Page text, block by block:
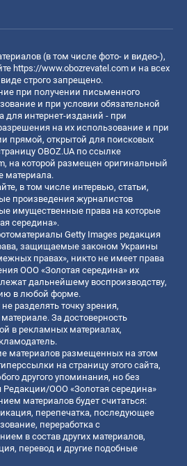
(в том числе фото- и видео-),
https://www.obozrevatel.com и на всех
строго запрещено.
при получении письменного
и при условии обязательной
для интернет-изданий - при
на их использование и при
прямой, открытой для поисковых
OBOZ.UA по ссылке
, на которой размещен оригинальный
материала.
в том числе интервью, статьи,
произведения журналистов
имущественные права на которые
середина».
Getty Images редакция
защищаемые законом Украины
правах», никто не имеет права
ООО «Золотая середина» их
дальнейшему воспроизводству,
в любой форме.
разделять точку зрения,
За достоверность
в рекламных материалах,
материалов размещенных на этом
на страницу этого сайта,
другого упоминания, но без
ООО «Золотая середина»
материалов будет считаться:
перепечатка, последующее
переработка с
в состав других материалов,
перевод и другие подобные